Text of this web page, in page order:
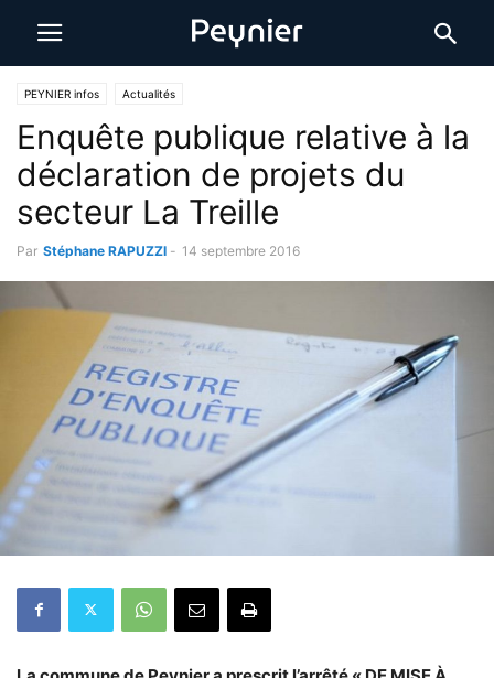
PEYNIER infos Actualités
Enquête publique relative à la
déclaration de projets du
secteur La Treille
Par Stéphane RAPUZZI - 14 septembre 2016